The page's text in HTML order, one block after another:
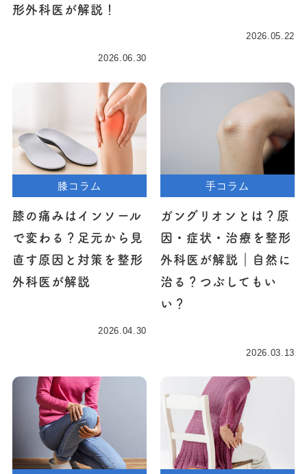
形外科医が解説！
2026.06.30
2026.05.22
膝コラム
膝の痛みはインソール
で変わる？足元から見
直す原因と対策を整形
外科医が解説
2026.04.30
手コラム
ガングリオンとは？原
因・症状・治療を整形
外科医が解説｜自然に
治る？つぶしてもい
い？
2026.03.13